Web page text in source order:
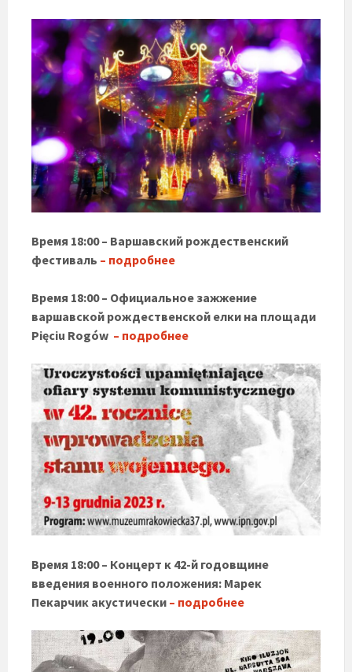
Время 18:00 – Варшавский рождественский
фестиваль – подробнее
Время 18:00 – Официальное зажжение
варшавской рождественской елки на площади
Pięciu Rogów – подробнее
Время 18:00 – Концерт к 42-й годовщине
введения военного положения: Марек
Пекарчик акустически – подробнее